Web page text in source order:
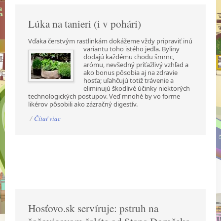
Lúka na tanieri (i v pohári)
Vďaka čerstvým rastlinkám dokážeme vždy pripraviť inú
variantu toho istého jedla. Byliny
dodajú každému chodu šmrnc,
arómu, nevšedný príťažlivý vzhľad a
ako bonus pôsobia aj na zdravie
hosťa; uľahčujú totiž trávenie a
eliminujú škodlivé účinky niektorých
technologických postupov. Veď mnohé by vo forme
likérov pôsobili ako zázračný digestív.
/ Čítať viac
Hosťovo.sk servíruje: pstruh na